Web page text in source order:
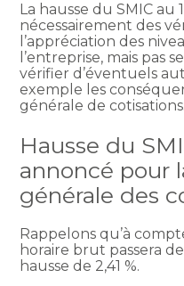
La hausse du SMIC
nécessairement des
l’appréciation des
l’entreprise, mais pas
vérifier d’éventuels
exemple les
générale de
Hausse du
annoncé pour
générale des
Rappelons qu’à
horaire brut passera
hausse de 2,41 %.